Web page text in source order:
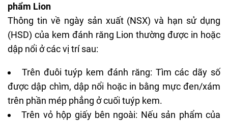
phẩm Lion
Thông tin về ngày sản xuất (NSX) và hạn sử dụng
(HSD) của kem đánh răng Lion thường được in hoặc
dập nổi ở các vị trí sau:
Trên đuôi tuýp kem đánh răng: Tìm các dãy số
được dập chìm, dập nổi hoặc in bằng mực đen/xám
trên phần mép phẳng ở cuối tuýp kem.
Trên vỏ hộp giấy bên ngoài: Nếu sản phẩm của